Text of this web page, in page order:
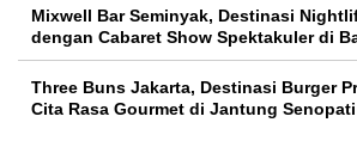
Mixwell Bar Seminyak, Destinasi
dengan Cabaret Show Spektakuler di
Three Buns Jakarta, Destinasi Burger
Cita Rasa Gourmet di Jantung Senopati